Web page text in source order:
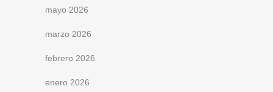
mayo 2026
marzo 2026
febrero 2026
enero 2026